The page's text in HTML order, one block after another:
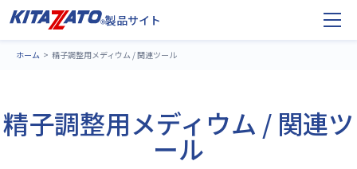
製品サイト
ホーム 精子調整用メディウム / 関連ツール
精子調整用メディウム / 関連ツ
ール